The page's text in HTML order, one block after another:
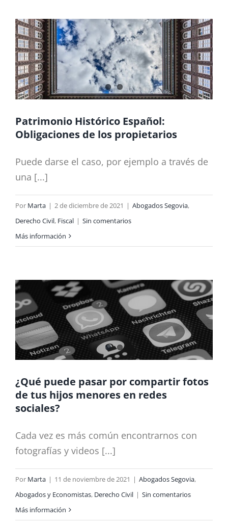
Patrimonio Histórico Español:
Obligaciones de los propietarios
Puede darse el caso, por ejemplo a través de
una [...]
Por Marta | 2 de diciembre de 2021 | Abogados Segovia,
Derecho Civil, Fiscal | Sin comentarios
Más información
¿Qué puede pasar por compartir fotos
de tus hijos menores en redes
sociales?
Cada vez es más común encontrarnos con
fotografías y videos [...]
Por Marta | 11 de noviembre de 2021 | Abogados Segovia,
Abogados y Economistas, Derecho Civil | Sin comentarios
Más información